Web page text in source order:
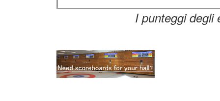
I punteggi degli